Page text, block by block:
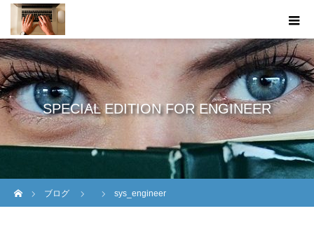
SPECIAL EDITION FOR ENGINEER
ブログ
sys_engineer